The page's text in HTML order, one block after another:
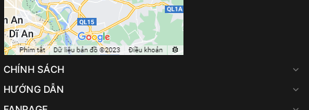
Chuẩn bị sử dụng
Trước khi sử dụng máy hàn MIG Jasic đầu rời MIG 350E, người
dùng cần chuẩn bị một số thứ sau:
Nguồn điện 3 pha 380V phù hợp với yêu cầu của máy.
CHÍNH SÁCH
HƯỚNG DẪN